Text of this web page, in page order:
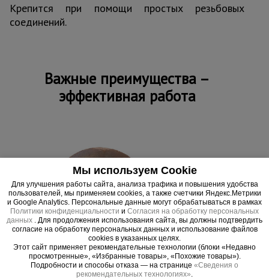
Металл и
металлообработка
Крепится при помощи простых резьбовых
соединений.
Важные преимущества –
эффективная работа
Мы используем Cookie
Для улучшения работы сайта, анализа трафика и повышения удобства
пользователей, мы применяем cookies, а также счетчики Яндекс.Метрики
и Google Analytics. Персональные данные могут обрабатываться в рамках
Политики конфиденциальности и Согласия на обработку персональных
данных
. Для продолжения использования сайта, вы должны подтвердить
согласие на обработку персональных данных и использование файлов
cookies в указанных целях.
Этот сайт применяет рекомендательные технологии (блоки «Недавно
просмотренные», «Избранные товары», «Похожие товары»).
Подробности и способы отказа — на странице «Сведения о
рекомендательных технологиях»